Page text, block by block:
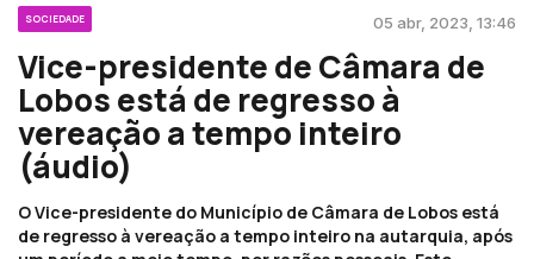
SOCIEDADE 05 abr, 2023, 13:46
Vice-presidente de Câmara de
Lobos está de regresso à
vereação a tempo inteiro
(áudio)
O Vice-presidente do Município de Câmara de Lobos está
de regresso à vereação a tempo inteiro na autarquia, após